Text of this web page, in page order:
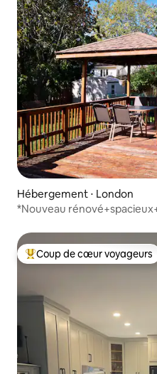
Hébergement ⋅ London
*Nouveau
Coups de cœur voyageurs
Coup de cœur voyageurs